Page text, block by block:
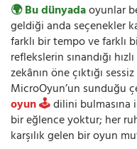
🌍 Bu dünyadaoyunlar
geldiği anda seçenekler
farklı bir tempo ve farklı
reflekslerin sınandığı
zekânın öne çıktığı
MicroOyun’un sunduğu
oyun 🕹️dilini bulmasına
bir eğlence yoktur; her
karşılık gelen bir oyun